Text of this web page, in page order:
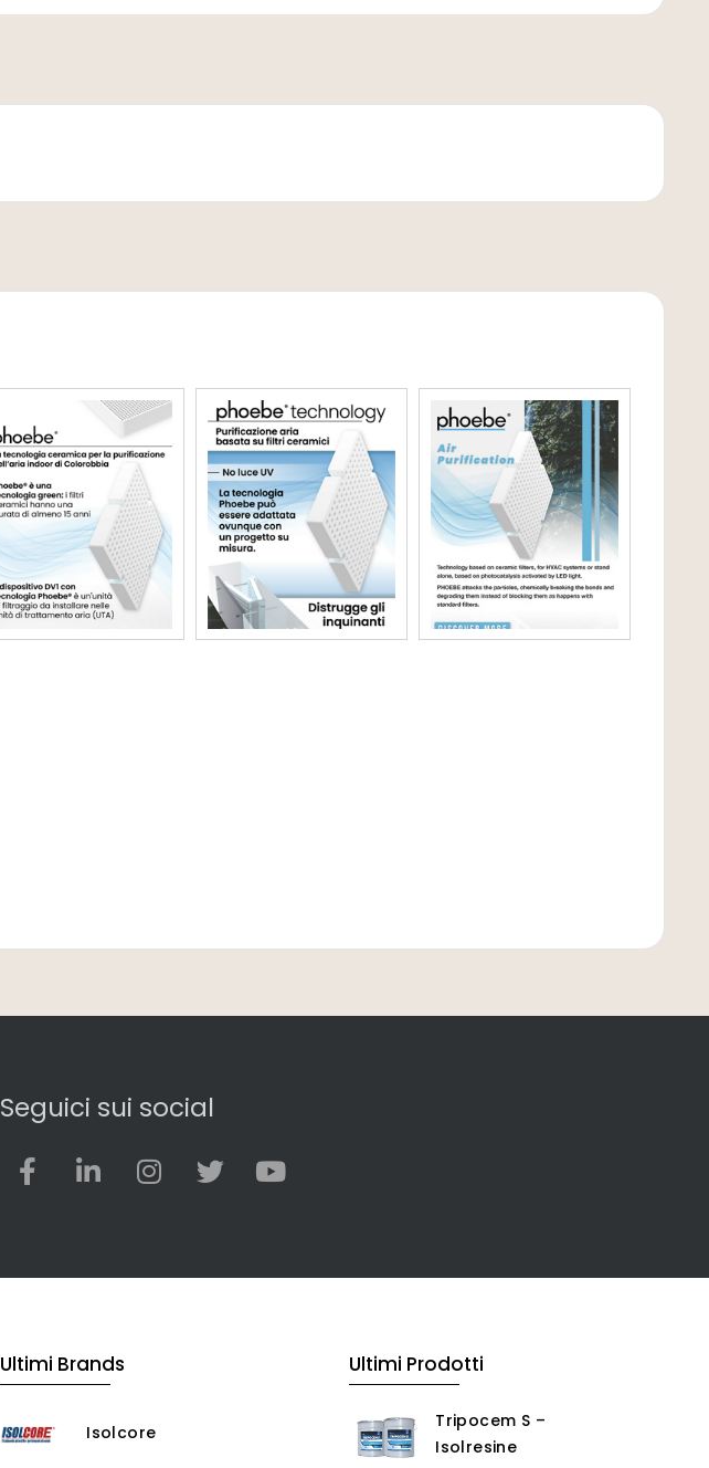
Seguici sui social
Ultimi Brands
Isolcore
Ultimi Prodotti
Tripocem S –
Isolresine